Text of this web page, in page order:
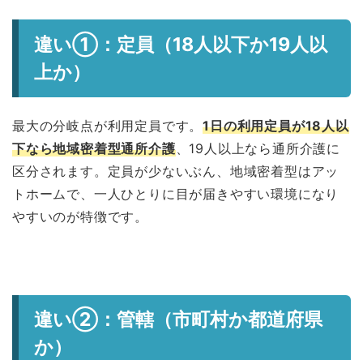
違い①：定員（18人以下か19人以
上か）
最大の分岐点が利用定員です。1日の利用定員が18人以
下なら地域密着型通所介護、19人以上なら通所介護に
区分されます。定員が少ないぶん、地域密着型はアッ
トホームで、一人ひとりに目が届きやすい環境になり
やすいのが特徴です。
違い②：管轄（市町村か都道府県
か）